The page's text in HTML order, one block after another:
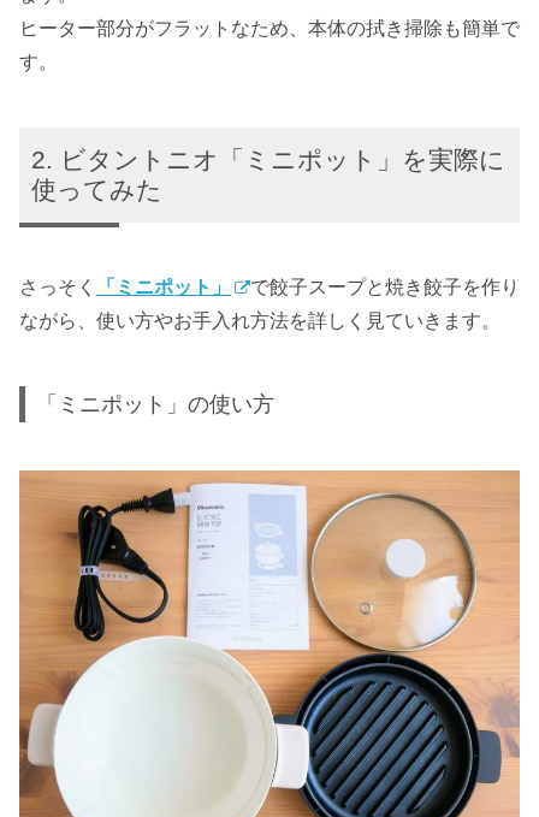
ヒーター部分がフラットなため、本体の拭き掃除も簡単で
す。
ビタントニオ「ミニポット」を実際に
使ってみた
さっそく 「ミニポット」
で餃子スープと焼き餃子を作り
ながら、使い方やお手入れ方法を詳しく見ていきます。
「ミニポット」の使い方